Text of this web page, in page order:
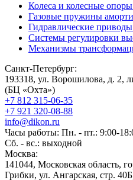
Колеса и колесные
Газовые пружины
Гидравлические
Системы регулировки
Механизмы
Санкт-Петербург:
193318, ул. Ворошилова, д. 2,
(БЦ «Охта»)
+7 812 315-06-35
+7 921 320-08-88
info@dikon.ru
Часы работы: Пн. - пт.: 9:00-
Сб. - вс.: выходной
Москва:
141044, Московская область,
Грибки, ул. Ангарская, стр.